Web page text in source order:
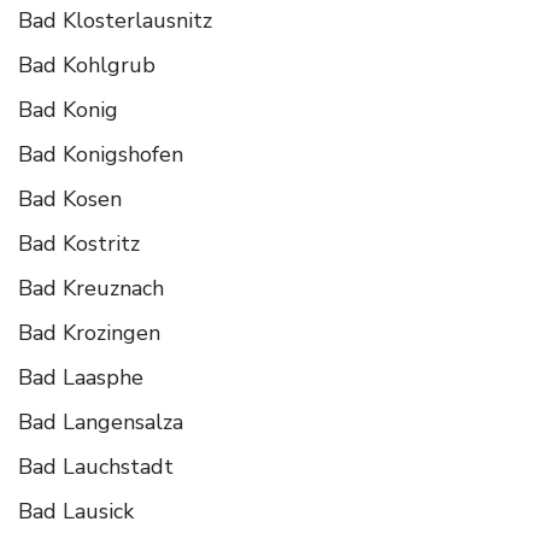
Bad Klosterlausnitz
Bad Kohlgrub
Bad Konig
Bad Konigshofen
Bad Kosen
Bad Kostritz
Bad Kreuznach
Bad Krozingen
Bad Laasphe
Bad Langensalza
Bad Lauchstadt
Bad Lausick